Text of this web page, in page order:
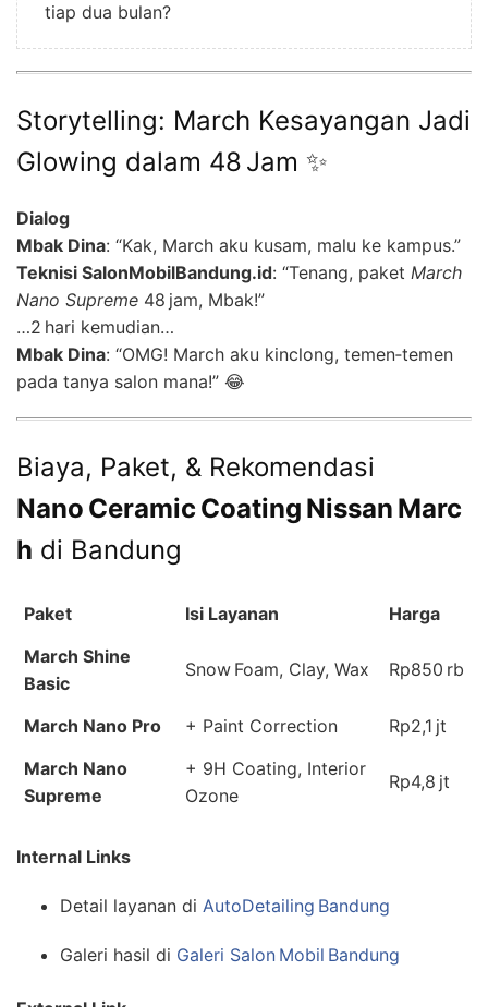
tiap dua bulan?
Storytelling: March Kesayangan Jadi
Glowing dalam 48 Jam ✨
Dialog
Mbak Dina: “Kak, March aku kusam, malu ke kampus.”
Teknisi SalonMobilBandung.id: “Tenang, paket March
Nano Supreme 48 jam, Mbak!”
…2 hari kemudian…
Mbak Dina: “OMG! March aku kinclong, temen‑temen
pada tanya salon mana!” 😂
Biaya, Paket, & Rekomendasi
Nano Ceramic Coating Nissan Marc
h di Bandung
Paket Isi Layanan
Harga
March Shine
Basic
Snow Foam, Clay, Wax Rp850 rb
March Nano Pro + Paint Correction
Rp2,1 jt
March Nano
Supreme
+ 9H Coating, Interior
Ozone
Rp4,8 jt
Internal Links
Detail layanan di AutoDetailing Bandung
Galeri hasil di Galeri Salon Mobil Bandung